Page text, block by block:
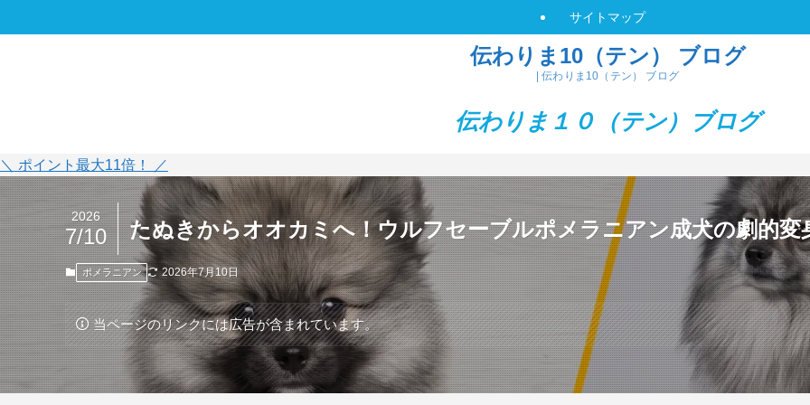
伝わりま10（テン） ブログ
| 伝わりま10（テン） ブログ
サイトマップ
伝わりま１０（テン） ブログ
＼ ポイント最大11倍！ ／
たぬきからオオカミへ！ウルフセーブルポメラニアン成犬の劇的変
2026
7/10
ポメラニアン 2026年7月10日
当ページのリンクには広告が含まれています。